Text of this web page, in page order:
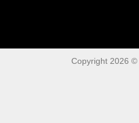
Copyright 2026 ©